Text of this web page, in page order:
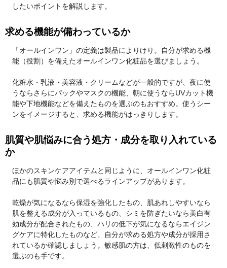
したいポイントを解説します。
求める機能が備わっているか
「オールインワン」の定義は製品によりけり。自分が求める機
能（役割）を備えたオールインワン化粧品を選びましょう。
化粧水・乳液・美容液・クリームなどが一般的ですが、夜に使
うならさらにパックやマスクの機能、朝に使うならUVカット機
能や下地機能などを備えたものを選ぶのもおすすめ。使うシー
ンをイメージすると、求める機能がはっきりします。
肌質や肌悩みに合う処方・成分を取り入れている
か
ほかのスキンケアアイテムと同じように、オールインワン化粧
品にも肌質や悩み別で選べるラインアップがあります。
乾燥が気になるなら保湿を強化したもの、肌あれしやすいなら
肌を整える成分が入っているもの、シミを防ぎたいなら美白有
効成分が配合されたもの、ハリの低下が気になるならエイジン
グケアに特化したものなど、自分が求める処方や成分が採用さ
れているか確認しましょう。敏感肌の方は、低刺激性のものを
選ぶのも手です。